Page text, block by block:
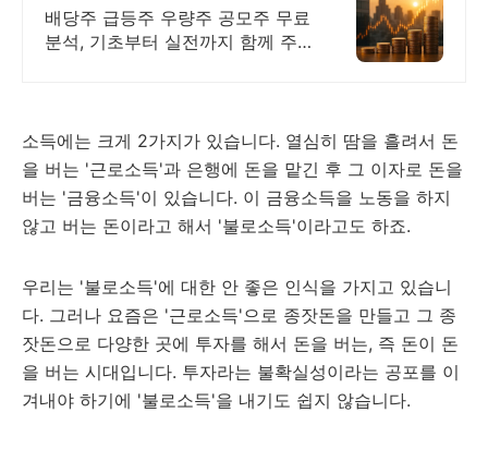
종목전망, 분석자료 제공
배당주 급등주 우량주 공모주 무료
분석, 기초부터 실전까지 함께 주
소득에는 크게 2가지가 있습니다. 열심히 땀을 흘려서 돈
을 버는 '근로소득'과 은행에 돈을 맡긴 후 그 이자로 돈을
버는 '금융소득'이 있습니다. 이 금융소득을 노동을 하지
않고 버는 돈이라고 해서 '불로소득'이라고도 하죠.
우리는 '불로소득'에 대한 안 좋은 인식을 가지고 있습니
다. 그러나 요즘은 '근로소득'으로 종잣돈을 만들고 그 종
잣돈으로 다양한 곳에 투자를 해서 돈을 버는, 즉 돈이 돈
을 버는 시대입니다. 투자라는 불확실성이라는 공포를 이
겨내야 하기에 '불로소득'을 내기도 쉽지 않습니다.